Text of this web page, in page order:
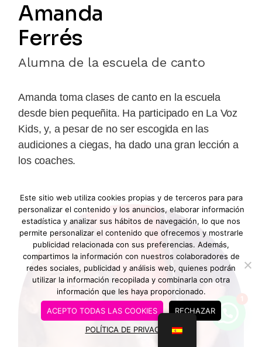
Amanda
Ferrés
Alumna de la escuela de canto
Amanda toma clases de canto en la escuela
desde bien pequeñita. Ha participado en La Voz
Kids, y, a pesar de no ser escogida en las
audiciones a ciegas, ha dado una gran lección a
los coaches.
1
Este sitio web utiliza cookies propias y de terceros para para
personalizar el contenido y los anuncios, elaborar información
estadística y analizar sus hábitos de navegación, lo que nos
permite personalizar el contenido que ofrecemos y mostrarle
publicidad relacionada con sus preferencias. Además,
compartimos la información con nuestros colaboradores de
redes sociales, publicidad y análisis web, quienes podrán
utilizar la información recopilada y combinarla con otra
información que les haya proporcionado.
ACEPTO TODAS LAS COOKIES
RECHAZAR
POLÍTICA DE PRIVACIDAD